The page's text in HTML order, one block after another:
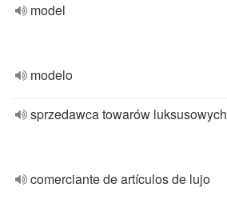
model
modelo
sprzedawca towarów luksusowych
comerciante de artículos de lujo